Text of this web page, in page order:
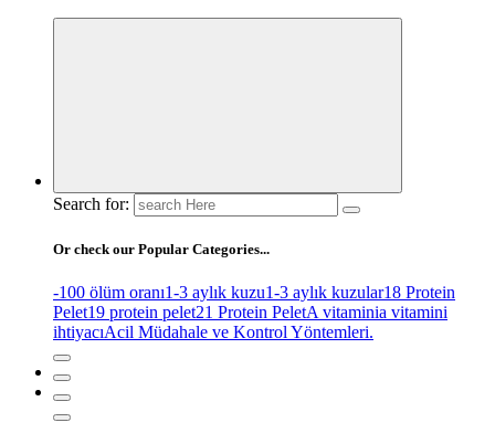
Search for:
Or check our Popular Categories...
-100 ölüm oranı1-3 aylık kuzu1-3 aylık kuzular18 Protein
Pelet19 protein pelet21 Protein PeletA vitaminia vitamini
ihtiyacıAcil Müdahale ve Kontrol Yöntemleri.